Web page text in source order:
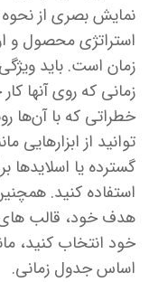
نمایش بصری از نحوه
استراتژی محصول و
زمان است. باید
زمانی که روی آنها
خطراتی که با آن‌ها
توانید از ابزارهایی
گسترده یا
استفاده کنید.
هدف خود، قالب
خود انتخاب کنید،
اساس جدول زمانی.